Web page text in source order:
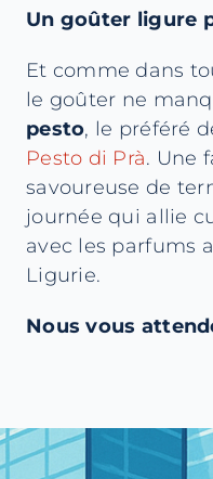
Un goûter ligure
Et comme dans
le goûter ne
pesto, le préféré
Pesto di Prà. Une
savoureuse de
journée qui allie
avec les parfums
Ligurie.
Nous vous